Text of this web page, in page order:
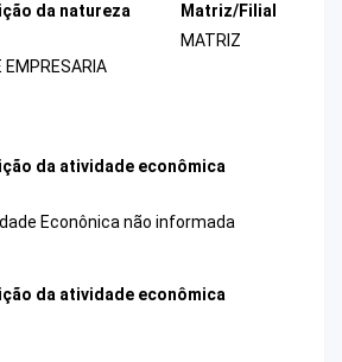
da natureza
EMPRESARIA
Matriz/Filial
MATRIZ
da atividade econômica
Econônica não informada
da atividade econômica